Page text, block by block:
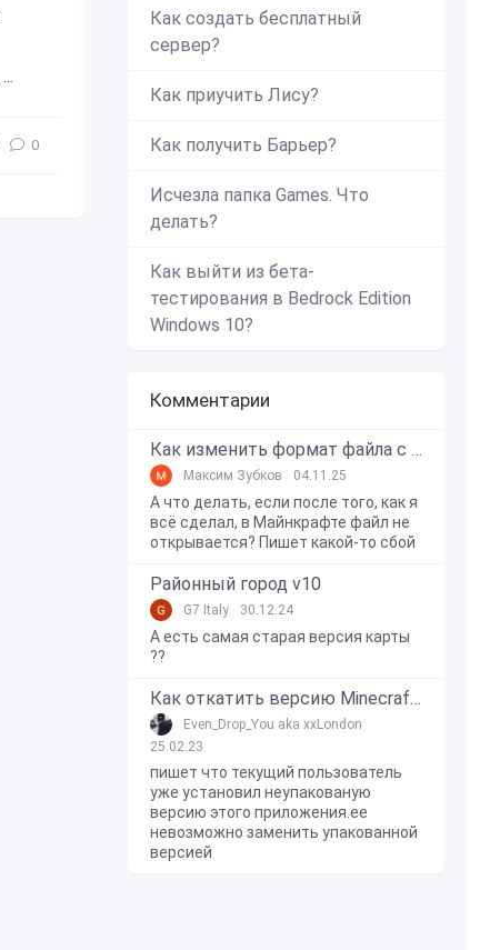
яркость
0
Как создать бесплатный
сервер?
Как приучить Лису?
Как получить Барьер?
Исчезла папка Games. Что
делать?
Как выйти из бета-
тестирования в Bedrock Edition
Windows 10?
Комментарии
Как изменить формат файла с zip в mcworld?
Максим Зубков 04.11.25
А что делать, если после того, как я
всё сделал, в Майнкрафте файл не
открывается? Пишет какой-то сбой
Районный город v10
G7 Italy 30.12.24
А есть самая старая версия карты
??
Как откатить версию Minecraft Bedrock Edition на Windows 10?
Even_Drop_You aka xxLondon
25.02.23
пишет что текущий пользователь
уже установил неупакованую
версию этого приложения.ее
невозможно заменить упакованной
версией